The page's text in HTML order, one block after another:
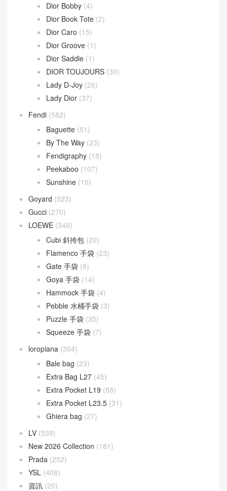
Dior Bobby (4)
Dior Book Tote (2)
Dior Caro (15)
Dior Groove (1)
Dior Saddle (1)
DIOR TOUJOURS (30)
Lady D-Joy (26)
Lady Dior (37)
Fendi (582)
Baguette (51)
By The Way (23)
Fendigraphy (18)
Peekaboo (107)
Sunshine (10)
Goyard (523)
Gucci (270)
LOEWE (349)
Cubi 斜挎包 (20)
Flamenco 手袋 (23)
Gate 手袋 (8)
Goya 手袋 (14)
Hammock 手袋 (4)
Pebble 水桶手袋 (3)
Puzzle 手袋 (35)
Squeeze 手袋 (7)
loropiana (304)
Bale bag (23)
Extra Bag L27 (45)
Extra Pocket L19 (88)
Extra Pocket L23.5 (31)
Ghiera bag (27)
LV (538)
New 2026 Collection (181)
Prada (252)
YSL (408)
資訊 (20)